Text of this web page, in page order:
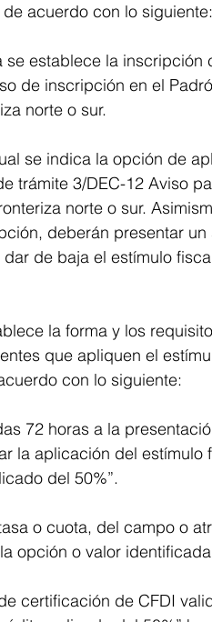
acuerdo con lo siguiente:
se establece la
de inscripción en el
norte o sur.
se indica la opción de
trámite 3/DEC-12 Aviso
norte o sur.
deberán presentar
de baja el estímulo
la forma y los
que apliquen el
con lo siguiente:
72 horas a la
la aplicación del
del 50%”.
o cuota, del campo o
opción o valor
certificación de CFDI